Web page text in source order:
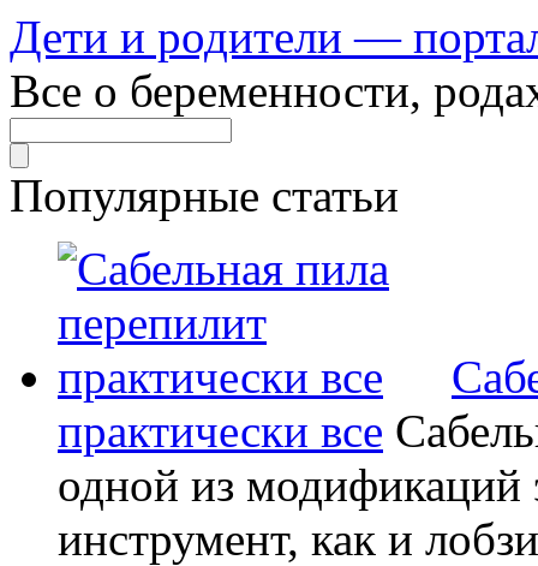
Дети и родители —
Все о беременности,
Популярные статьи
практически все
одной из модификаций
инструмент, как и